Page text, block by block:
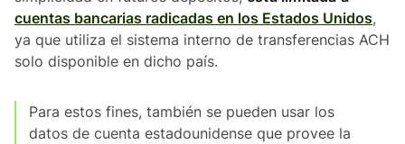
cuentas bancarias radicadas en los Estados Unidos,
ya que utiliza el sistema interno de transferencias ACH
solo disponible en dicho país.
Para estos fines, también se pueden usar los
datos de cuenta estadounidense que provee la